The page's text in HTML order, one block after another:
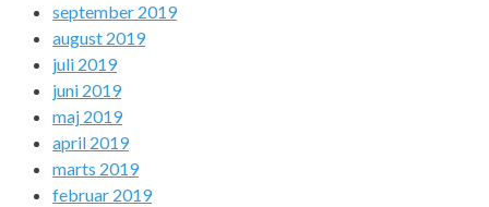
september 2019
august 2019
juli 2019
juni 2019
maj 2019
april 2019
marts 2019
februar 2019